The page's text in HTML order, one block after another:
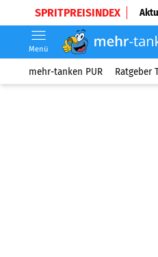
SPRITPREISINDEX
Menü
mehr-tanken PUR Ratgeber